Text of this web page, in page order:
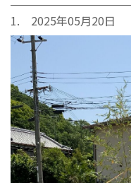
1. 2025年05月20日